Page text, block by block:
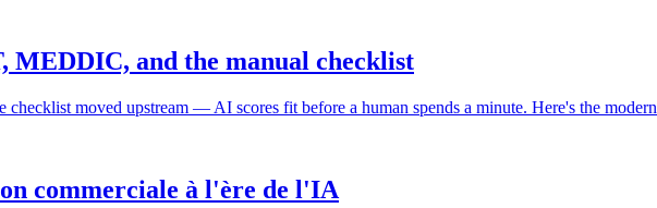
MEDDIC, and the manual checklist
moved upstream — AI scores fit before a human spends a minute. Here's the modern
commerciale à l'ère de l'IA